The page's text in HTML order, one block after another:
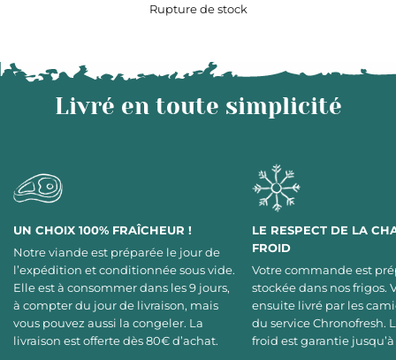
Rupture de stock
Livré en toute simplicité
UN CHOIX 100% FRAÎCHEUR !
Notre viande est préparée le jour de
l’expédition et conditionnée sous vide.
Elle est à consommer dans les 9 jours,
à compter du jour de livraison, mais
vous pouvez aussi la congeler. La
livraison est offerte dès 80€ d’achat.
LE RESPECT DE LA
FROID
Votre commande est
stockée dans nos frigos.
ensuite livré par les
du service Chronofresh.
froid est garantie